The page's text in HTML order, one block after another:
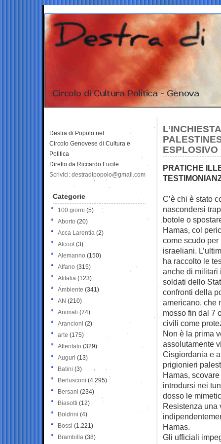
PRATICHE
C’è chi è stato
nascondersi
botole o
Hamas, col
come scudo per
israeliani.
ha raccolto le
anche di militari
soldati dello
confronti della
americano, che
mosso fin dal 7
civili come
Non è la prima
assolutamente
Cisgiordania e
prigionieri
Hamas,
introdursi nei
dosso le
Resistenza una
Hamas.
Gli ufficiali
Destra di Popolo.net
Circolo Genovese di Cultura e
Politica
Diretto da Riccardo Fucile
Scrivici: destradipopolo@gmail.com
Categorie
100 giorni (5)
Aborto (20)
Acca Larentia (2)
Alcool (3)
Alemanno (150)
Alfano (315)
Alitalia (123)
Ambiente (341)
AN (210)
Animali (74)
Arancioni (2)
arte (175)
Attentato (329)
Auguri (13)
Batini (3)
Berlusconi (4.295)
Bersani (234)
Biasotti (12)
Boldrini (4)
Bossi (1.221)
Brambilla (38)